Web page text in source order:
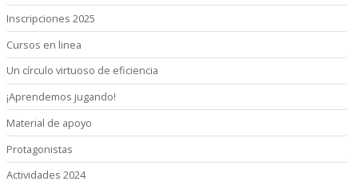
Inscripciones 2025
Cursos en linea
Un círculo virtuoso de eficiencia
¡Aprendemos jugando!
Material de apoyo
Protagonistas
Actividades 2024